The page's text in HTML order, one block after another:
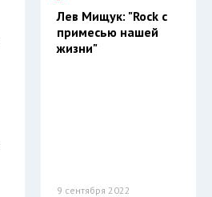
Лев Мищук: "Rock с
примесью нашей
жизни"
9 сентября 2022